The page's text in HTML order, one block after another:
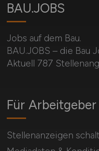
BAU.JOBS
Jobs auf dem Bau.
BAU.JOBS – die Bau
Aktuell 787
Für Arbeitgeber
Stellenanzeigen